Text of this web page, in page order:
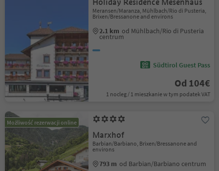
Holiday Residence Mesenhaus
Meransen/Maranza, Mühlbach/Rio di Pusteria,
Brixen/Bressanone and environs
2.1 km od Mühlbach/Rio di Pusteria
centrum
Südtirol Guest Pass
Od 104€
1 nocleg / 1 mieszkanie w tym podatek VAT
Możliwość rezerwacji online
Marxhof
Barbian/Barbiano, Brixen/Bressanone and
environs
793 m od Barbian/Barbiano centrum